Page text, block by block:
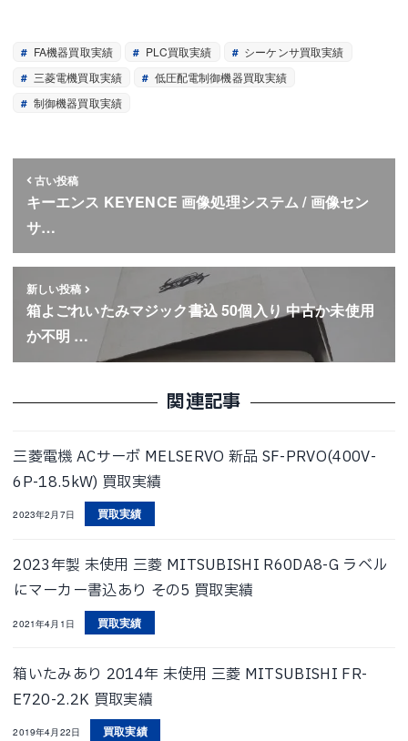
FA機器買取実績 PLC買取実績
シーケンサ買取実績
三菱電機買取実績
低圧配電制御機器買取実績
制御機器買取実績
古い投稿
キーエンス KEYENCE 画像処理システム / 画像セン
サ…
新しい投稿
箱よごれいたみマジック書込 50個入り 中古か未使用
か不明 …
関連記事
三菱電機 ACサーボ MELSERVO 新品 SF-PRVO(400V-
6P-18.5kW) 買取実績
2023年2月7日 買取実績
2023年製 未使用 三菱 MITSUBISHI R60DA8-G ラベル
にマーカー書込あり その5 買取実績
2021年4月1日 買取実績
箱いたみあり 2014年 未使用 三菱 MITSUBISHI FR-
E720-2.2K 買取実績
2019年4月22日 買取実績